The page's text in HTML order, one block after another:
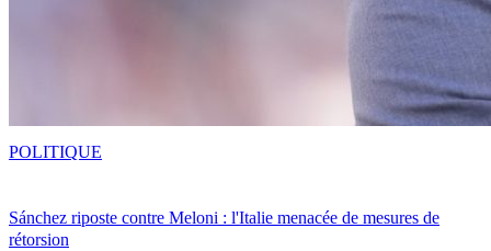
Sánchez riposte contre Meloni : l'Italie menacée de mesures de
rétorsion
POLITIQUE